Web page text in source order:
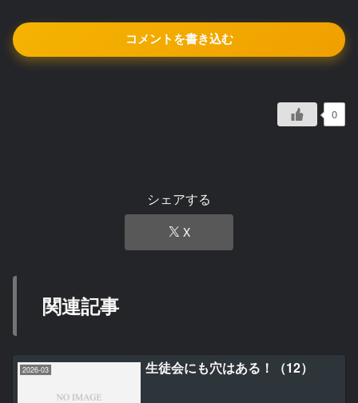
コメントを書き込む
0
シェアする
X
関連記事
2026-03 生徒会にも穴はある！（12）